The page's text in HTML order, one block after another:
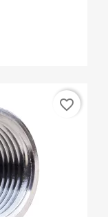
favorite_border